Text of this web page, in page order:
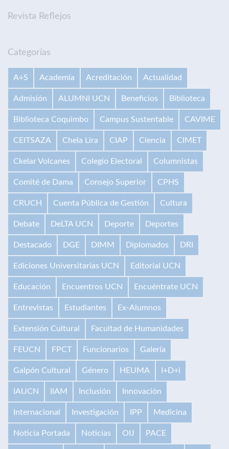
Revista Reflejos
Categorías
A+S Academia Acreditación Actualidad
Admisión ALUMNI UCN Beneficios Biblioteca
Biblioteca Coquimbo Campus Sustentable CAVIME
CEITSAZA Chela Lira CIAP Ciencia CIMET
Ckelar Volcanes Colegio Electoral Columnistas
Comité de Dama Consejo Superior CPHS
CRUCH Cuenta Pública de Gestión Cultura
Debate DeLTA UCN Deporte Deportes
Destacado DGE DIMM Diplomados DRI
Ediciones Universitarias UCN Editorial UCN
Educación Encuentros UCN Encuéntrate UCN
Entrevistas Estudiantes Ex-Alumnos
Extensión Cultural Facultad de Humanidades
FEUCN FPCT Funcionarios Galería
Galpón Cultural Género HEUMA I+D+i
IAUCN IIAM Inclusión Innovación
Internacional Investigación IPP Medicina
Noticia Portada Noticias OIJ PACE